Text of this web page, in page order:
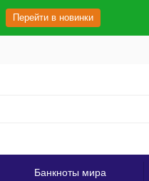
Перейти в новинки
Банкноты мира